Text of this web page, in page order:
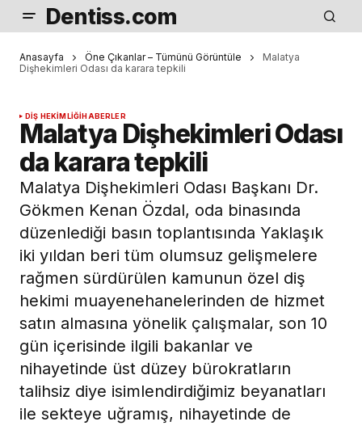
Dentiss.com
Anasayfa Öne Çıkanlar – Tümünü Görüntüle
Malatya
Dişhekimleri Odası da karara tepkili
DIŞ HEKIMLIĞIHABERLER
Malatya Dişhekimleri Odası
da karara tepkili
Malatya Dişhekimleri Odası Başkanı Dr.
Gökmen Kenan Özdal, oda binasında
düzenlediği basın toplantısında Yaklaşık
iki yıldan beri tüm olumsuz gelişmelere
rağmen sürdürülen kamunun özel diş
hekimi muayenehanelerinden de hizmet
satın almasına yönelik çalışmalar, son 10
gün içerisinde ilgili bakanlar ve
nihayetinde üst düzey bürokratların
talihsiz diye isimlendirdiğimiz beyanatları
ile sekteye uğramış, nihayetinde de